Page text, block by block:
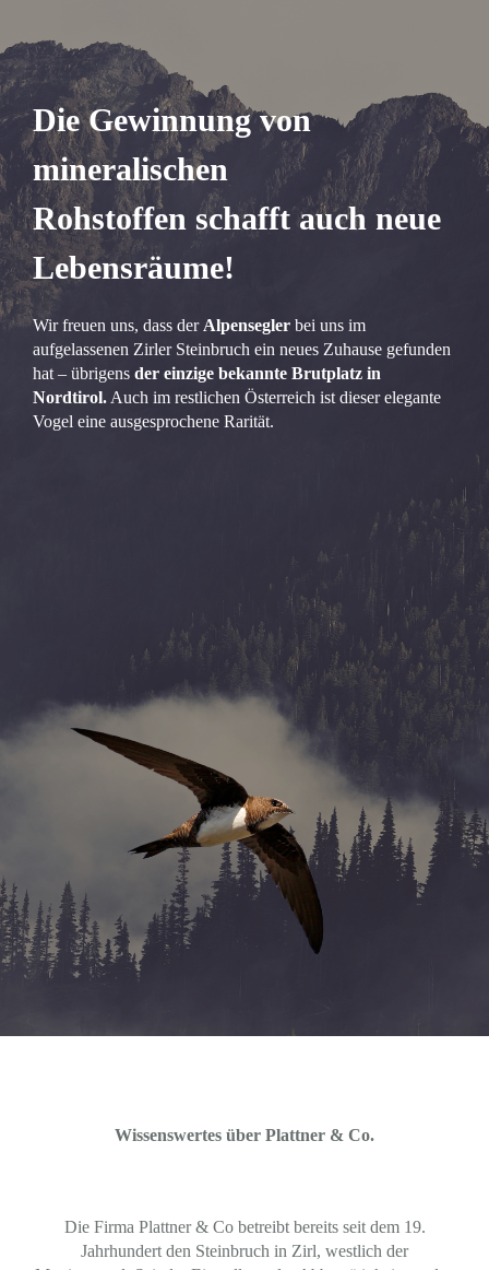
Die Gewinnung von
mineralischen
Rohstoffen schafft auch neue
Lebensräume!
Wir freuen uns, dass der Alpensegler bei uns im
aufgelassenen Zirler Steinbruch ein neues Zuhause gefunden
hat – übrigens der einzige bekannte Brutplatz in
Nordtirol. Auch im restlichen Österreich ist dieser elegante
Vogel eine ausgesprochene Rarität.
Wissenswertes über Plattner & Co.
Die Firma Plattner & Co betreibt bereits seit dem 19.
Jahrhundert den Steinbruch in Zirl, westlich der